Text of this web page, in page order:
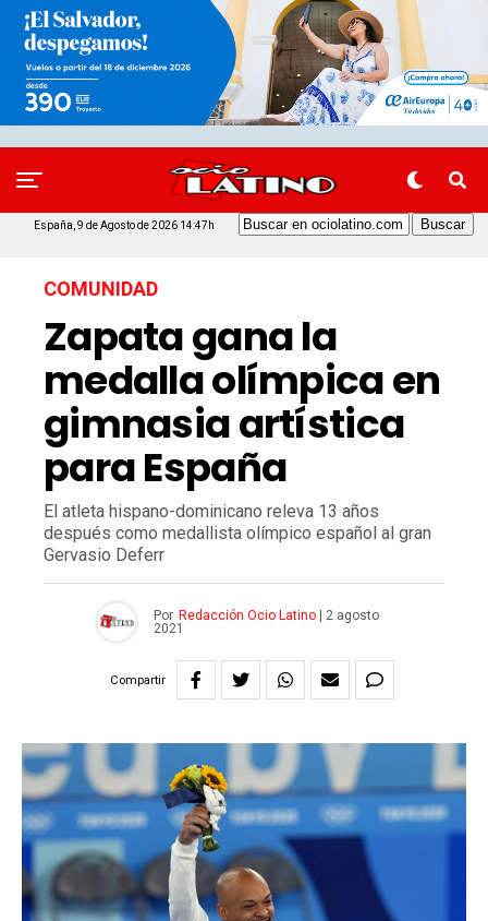
España, 9 de Agosto de 2026 14:47h
COMUNIDAD
Zapata gana la
medalla olímpica en
gimnasia artística
para España
El atleta hispano-dominicano releva 13 años
después como medallista olímpico español al gran
Gervasio Deferr
Por Redacción Ocio Latino
2 agosto
2021
Compartir